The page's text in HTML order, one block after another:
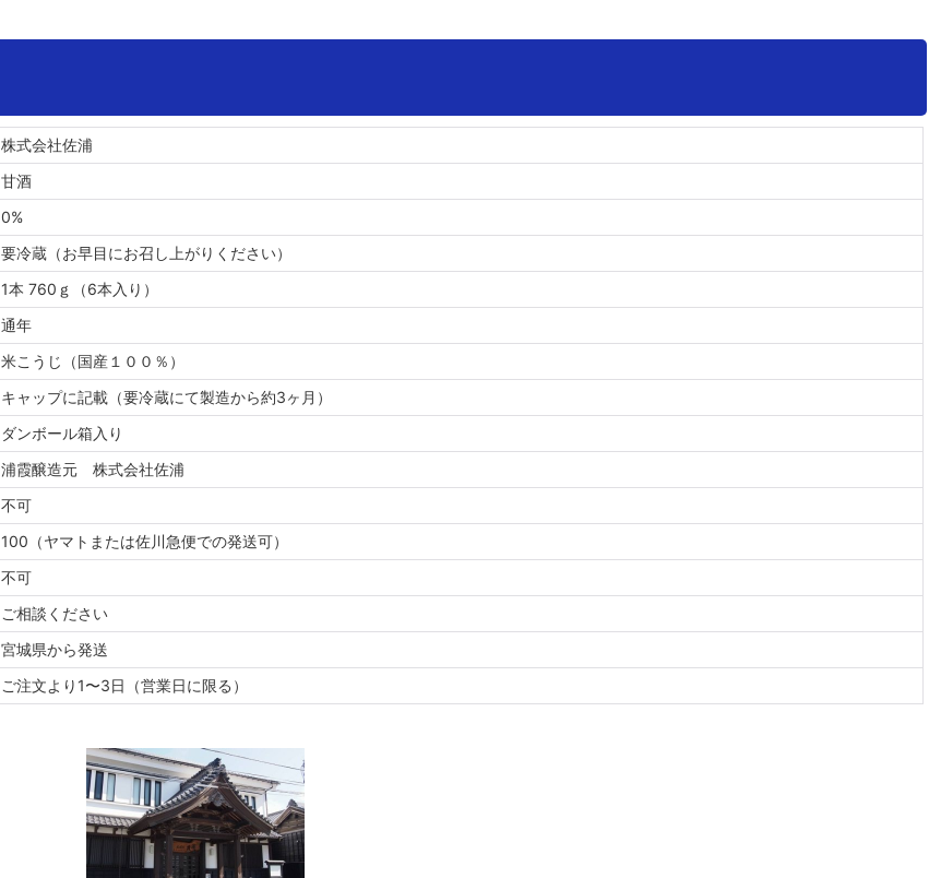
株式会社佐浦
甘酒
0%
要冷蔵（お早目にお召し上がりください）
1本 760ｇ（6本入り）
通年
米こうじ（国産１００％）
キャップに記載（要冷蔵にて製造から約3ヶ月）
ダンボール箱入り
浦霞醸造元 株式会社佐浦
不可
100（ヤマトまたは佐川急便での発送可）
不可
ご相談ください
宮城県から発送
ご注文より1〜3日（営業日に限る）